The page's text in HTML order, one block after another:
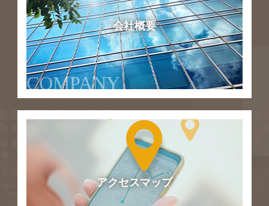
会社概要
COMPANY
アクセスマップ